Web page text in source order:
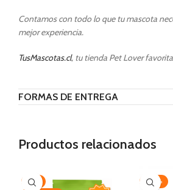
Contamos con todo lo que tu mascota
mejor experiencia.
TusMascotas.cl, tu tienda Pet Lover favorita
FORMAS DE ENTREGA
Productos relacionados
-7%
-20%